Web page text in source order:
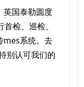
英国泰勒圆度
检、巡检、
mes系统。去
别认可我们的